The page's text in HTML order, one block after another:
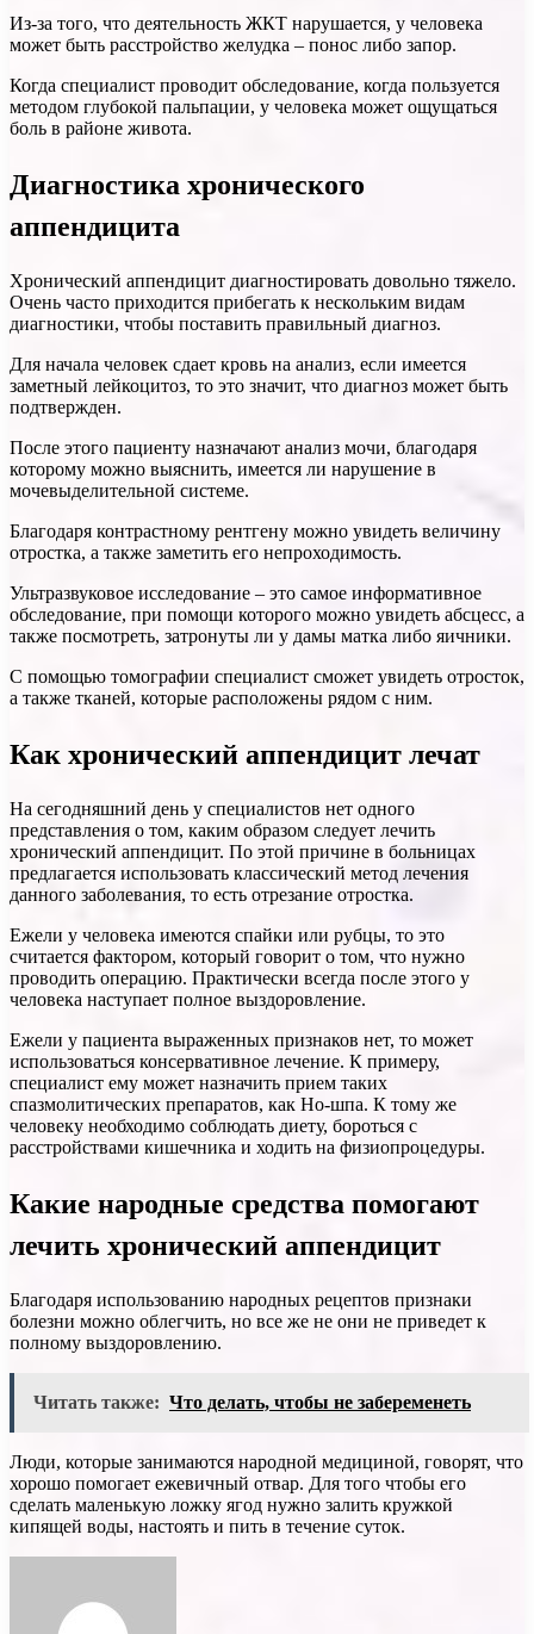
Из-за того, что деятельность ЖКТ нарушается, у человека
может быть расстройство желудка – понос либо запор.
Когда специалист проводит обследование, когда пользуется
методом глубокой пальпации, у человека может ощущаться
боль в районе живота.
Диагностика хронического
аппендицита
Хронический аппендицит диагностировать довольно тяжело.
Очень часто приходится прибегать к нескольким видам
диагностики, чтобы поставить правильный диагноз.
Для начала человек сдает кровь на анализ, если имеется
заметный лейкоцитоз, то это значит, что диагноз может быть
подтвержден.
После этого пациенту назначают анализ мочи, благодаря
которому можно выяснить, имеется ли нарушение в
мочевыделительной системе.
Благодаря контрастному рентгену можно увидеть величину
отростка, а также заметить его непроходимость.
Ультразвуковое исследование – это самое информативное
обследование, при помощи которого можно увидеть абсцесс, а
также посмотреть, затронуты ли у дамы матка либо яичники.
С помощью томографии специалист сможет увидеть отросток,
а также тканей, которые расположены рядом с ним.
Как хронический аппендицит лечат
На сегодняшний день у специалистов нет одного
представления о том, каким образом следует лечить
хронический аппендицит. По этой причине в больницах
предлагается использовать классический метод лечения
данного заболевания, то есть отрезание отростка.
Ежели у человека имеются спайки или рубцы, то это
считается фактором, который говорит о том, что нужно
проводить операцию. Практически всегда после этого у
человека наступает полное выздоровление.
Ежели у пациента выраженных признаков нет, то может
использоваться консервативное лечение. К примеру,
специалист ему может назначить прием таких
спазмолитических препаратов, как Но-шпа. К тому же
человеку необходимо соблюдать диету, бороться с
расстройствами кишечника и ходить на физиопроцедуры.
Какие народные средства помогают
лечить хронический аппендицит
Благодаря использованию народных рецептов признаки
болезни можно облегчить, но все же не они не приведет к
полному выздоровлению.
Читать также: Что делать, чтобы не забеременеть
Люди, которые занимаются народной медициной, говорят, что
хорошо помогает ежевичный отвар. Для того чтобы его
сделать маленькую ложку ягод нужно залить кружкой
кипящей воды, настоять и пить в течение суток.